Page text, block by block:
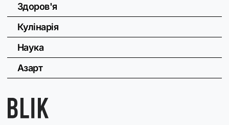
Здоров'я
Кулінарія
Наука
Азарт